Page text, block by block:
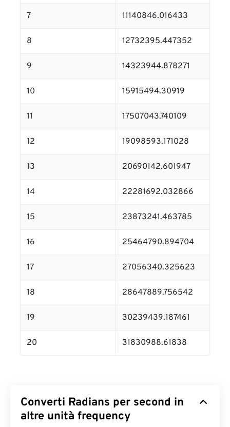
7 11140846.016433
8 12732395.447352
9 14323944.878271
10 15915494.30919
11 17507043.740109
12 19098593.171028
13 20690142.601947
14 22281692.032866
15 23873241.463785
16 25464790.894704
17 27056340.325623
18 28647889.756542
19 30239439.187461
20 31830988.61838
Converti Radians per second in
altre unità frequency